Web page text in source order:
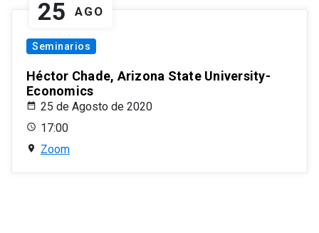
25 AGO
Seminarios
Héctor Chade, Arizona State University-
Economics
25 de Agosto de 2020
17:00
Zoom